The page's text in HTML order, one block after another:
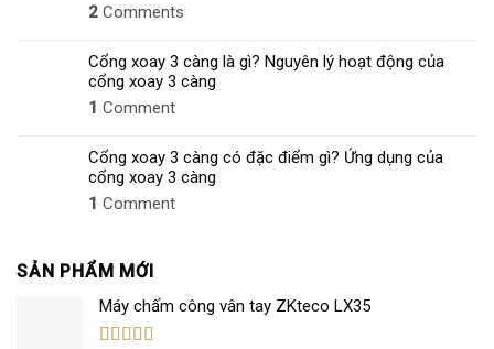
2 Comments
Cổng xoay 3 càng là gì? Nguyên lý hoạt động của
cổng xoay 3 càng
1 Comment
Cổng xoay 3 càng có đặc điểm gì? Ứng dụng của
cổng xoay 3 càng
1 Comment
SẢN PHẨM MỚI
Máy chấm công vân tay ZKteco LX35